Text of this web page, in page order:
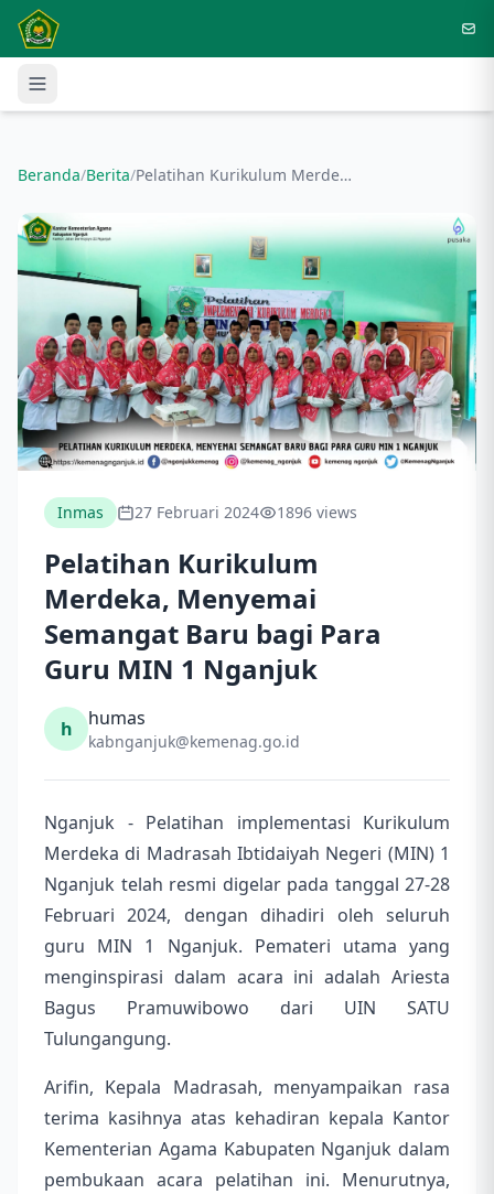
Langsung ke konten utama
Beranda/Berita/ Pelatihan Kurikulum Merdeka, Menyemai Semangat Baru bagi Para Guru MIN 1 Nganjuk
Inmas 27 Februari 2024 1896 views
Pelatihan Kurikulum
Merdeka, Menyemai
Semangat Baru bagi Para
Guru MIN 1 Nganjuk
h humas
kabnganjuk@kemenag.go.id
Nganjuk - Pelatihan implementasi Kurikulum
Merdeka di Madrasah Ibtidaiyah Negeri (MIN) 1
Nganjuk telah resmi digelar pada tanggal 27-28
Februari 2024, dengan dihadiri oleh seluruh
guru MIN 1 Nganjuk. Pemateri utama yang
menginspirasi dalam acara ini adalah Ariesta
Bagus Pramuwibowo dari UIN SATU
Tulungangung.
Arifin, Kepala Madrasah, menyampaikan rasa
terima kasihnya atas kehadiran kepala Kantor
Kementerian Agama Kabupaten Nganjuk dalam
pembukaan acara pelatihan ini. Menurutnya,